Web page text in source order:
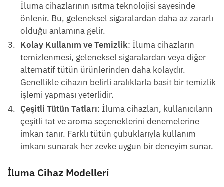
İluma cihazlarının ısıtma teknolojisi sayesinde
önlenir. Bu, geleneksel sigaralardan daha az zararlı
olduğu anlamına gelir.
Kolay Kullanım ve Temizlik: İluma cihazların
temizlenmesi, geleneksel sigaralardan veya diğer
alternatif tütün ürünlerinden daha kolaydır.
Genellikle cihazın belirli aralıklarla basit bir temizlik
işlemi yapması yeterlidir.
Çeşitli Tütün Tatları: İluma cihazları, kullanıcıların
çeşitli tat ve aroma seçeneklerini denemelerine
imkan tanır. Farklı tütün çubuklarıyla kullanım
imkanı sunarak her zevke uygun bir deneyim sunar.
İluma Cihaz Modelleri